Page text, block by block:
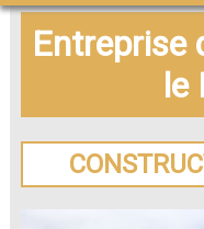
Entreprise